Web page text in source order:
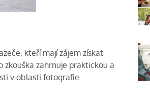
kteří mají zájem získat
zkouška zahrnuje praktickou a
v oblasti fotografie